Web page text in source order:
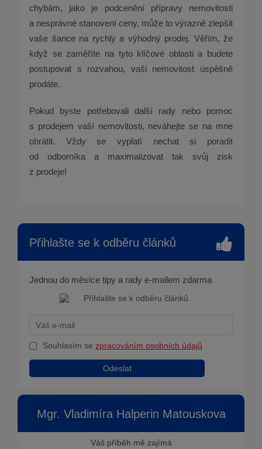
chybám, jako je podcenění přípravy nemovitosti
a nesprávné stanovení ceny, může to výrazně zlepšit
vaše šance na rychlý a výhodný prodej. Věřím, že
když se zaměříte na tyto klíčové oblasti a budete
postupovat s rozvahou, vaši nemovitost úspěšně
prodáte.
Pokud byste potřebovali další rady nebo pomoc
s prodejem vaší nemovitosti, neváhejte se na mne
obrátit. Vždy se vyplatí nechat si poradit
od odborníka a maximalizovat tak svůj zisk
z prodeje!
Přihlašte se k odběru článků
Jednou do měsíce tipy a rady e-mailem zdarma
Souhlasím se zpracováním osobních údajů
Odeslat
Mgr. Vladimíra Halperin Matouskova
Váš příběh mě zajímá